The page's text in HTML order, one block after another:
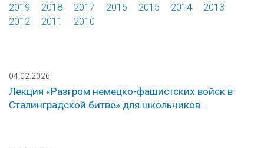
2019
2018 2017 2016 2015 2014
2013
2012
2011 2010
04.02.2026
Лекция «Разгром немецко-фашистских войск в
Сталинградской битве» для школьников